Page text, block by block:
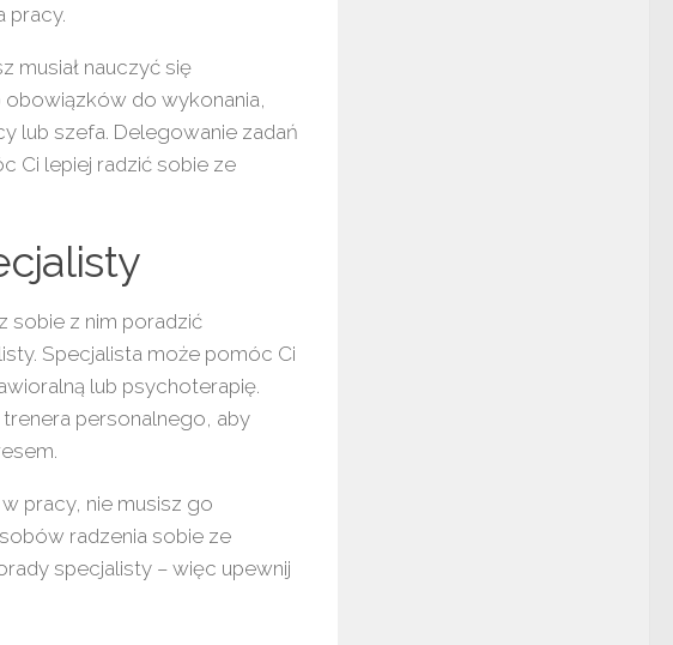
pracy.
musiał nauczyć się
do wykonania,
lub szefa. Delegowanie zadań
Ci lepiej radzić sobie ze
sobie z nim poradzić
Specjalista może pomóc Ci
lub psychoterapię.
personalnego, aby
pracy, nie musisz go
radzenia sobie ze
specjalisty – więc upewnij